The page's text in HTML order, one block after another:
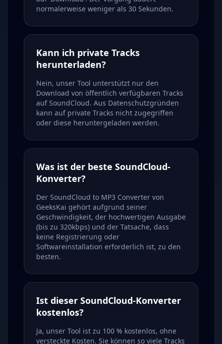
normalerweise weniger als 30 Sekunden.
Kann ich private Tracks
herunterladen?
Nein, unser Tool unterstützt nur den
Download von öffentlich verfügbaren Tracks
auf SoundCloud. Aus Datenschutzgründen
kann auf private Tracks nicht zugegriffen
oder diese heruntergeladen werden.
Was ist der beste SoundCloud-
Konverter?
Der SoundCloud to MP3 Converter von
GeeksKai gehört aufgrund seiner
Geschwindigkeit, der hochwertigen Ausgabe
(bis zu 320kbps) und der Tatsache, dass
keine Registrierung oder
Softwareinstallation erforderlich ist, zu den
besten.
Ist dieser SoundCloud-Konverter
kostenlos?
Ja, unser Tool ist zu 100 % kostenlos, ohne
versteckte Kosten. Sie können so viele Tracks